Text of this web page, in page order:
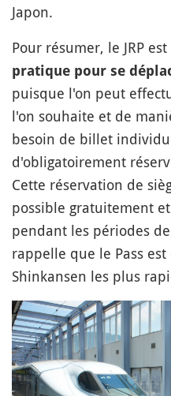
Japon.
Pour résumer, le JRP
pratique pour se
puisque l'on peut
l'on souhaite et de
besoin de billet
d'obligatoirement
Cette réservation de
possible gratuitement
pendant les périodes
rappelle que le Pass
Shinkansen les plus